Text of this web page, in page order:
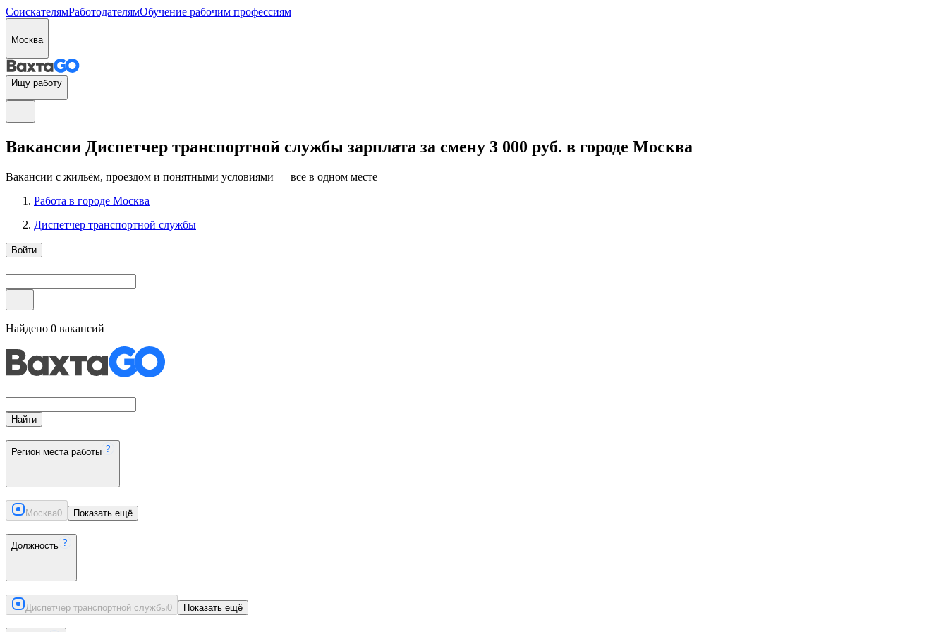
СоискателямРаботодателямОбучение рабочим профессиям
Москва
Ищу работу
Вакансии Диспетчер транспортной службы зарплата за смену 3 000 руб. в городе Москва
Вакансии с жильём, проездом и понятными условиями — все в одном месте
Работа в городе Москва
Диспетчер транспортной службы
Войти
Найдено 0 вакансий
Найти
Регион места работы
Москва0 Показать ещё
Должность
Диспетчер транспортной службы0 Показать ещё